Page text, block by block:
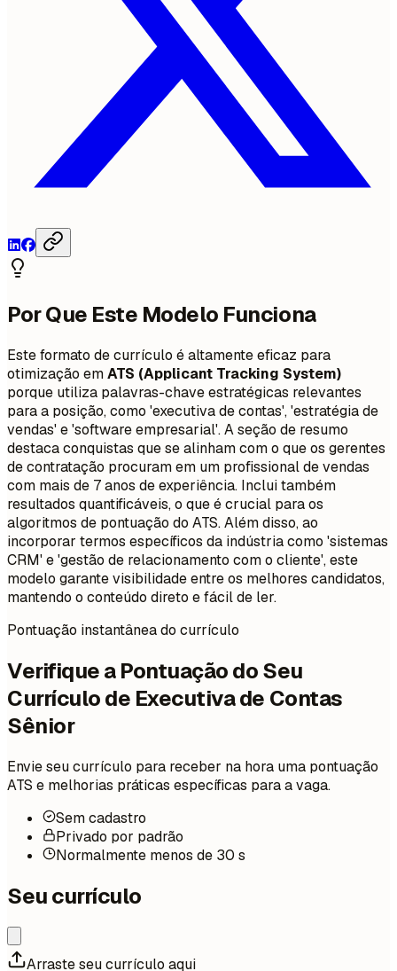
Por Que Este Modelo Funciona
Este formato de currículo é altamente eficaz para
otimização emATS (Applicant Tracking System)
porque utiliza palavras-chave estratégicas relevantes
para a posição, como 'executiva de contas', 'estratégia de
vendas' e 'software empresarial'. A seção de resumo
destaca conquistas que se alinham com o que os gerentes
de contratação procuram em um profissional de vendas
com mais de 7 anos de experiência. Inclui também
resultados quantificáveis, o que é crucial para os
algoritmos de pontuação do ATS. Além disso, ao
incorporar termos específicos da indústria como 'sistemas
CRM' e 'gestão de relacionamento com o cliente', este
modelo garante visibilidade entre os melhores candidatos,
mantendo o conteúdo direto e fácil de ler.
Pontuação instantânea do currículo
Verifique a Pontuação do Seu
Currículo de Executiva de Contas
Sênior
Envie seu currículo para receber na hora uma pontuação
ATS e melhorias práticas específicas para a vaga.
Sem cadastro
Privado por padrão
Normalmente menos de 30 s
Seu currículo
Arraste seu currículo aqui